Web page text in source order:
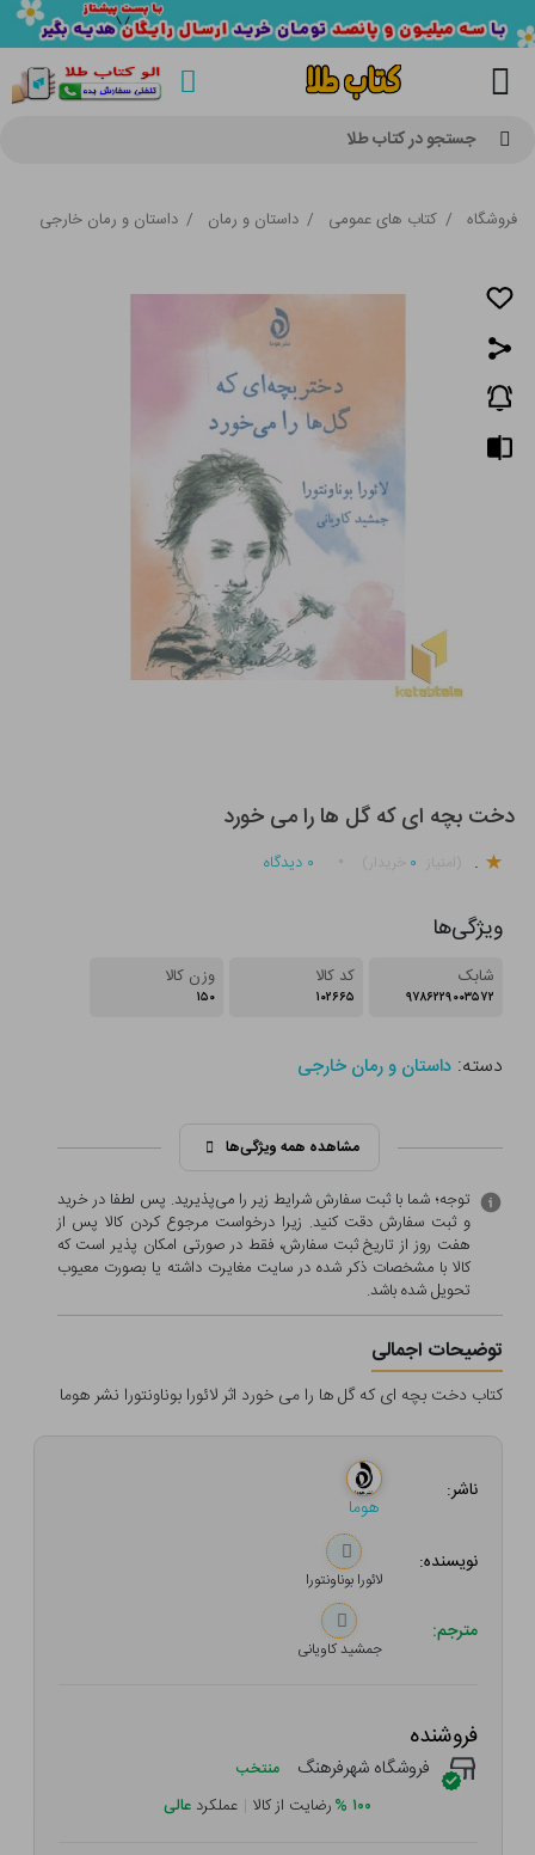
جستجو در کتاب طلا
فروشگاه / کتاب های عمومی / داستان و رمان / داستان و رمان خارجی
دخت بچه ای که گل ها را می خورد
. ۰ ۰ دیدگاه
ویژگی‌ها
شابک
۹۷۸۶۲۲۹۰۰۳۵۷۲
کد کالا
۱۰۲۶۶۵
وزن کالا
۱۵۰
دسته:داستان و رمان خارجی
مشاهده همه ویژگی‌ها
توجه؛ شما با ثبت سفارش شرایط زیر را می‌پذیرید. پس لطفا در خرید
و ثبت سفارش دقت کنید. زیرا درخواست مرجوع کردن کالا پس از
هفت روز از تاریخ ثبت سفارش، فقط در صورتی امکان پذیر است که
کالا با مشخصات ذکر شده در سایت مغایرت داشته یا بصورت معيوب
تحویل شده باشد.
توضیحات اجمالی
کتاب دخت بچه ای که گل ها را می خورد اثر لائورا بوناونتورا نشر هوما
ناشر:
هوما
نویسنده:
لائورا بوناونتورا
مترجم:
جمشید کاویانی
فروشنده
فروشگاه شهرفرهنگ منتخب
۱۰۰ %رضایت از کالا | عملکرد عالی